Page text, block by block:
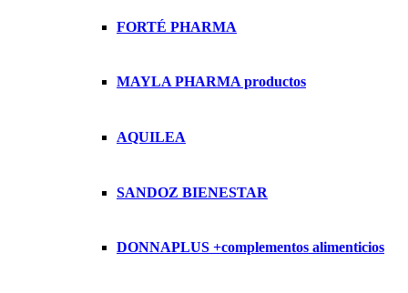
FORTÉ PHARMA
MAYLA PHARMA productos
AQUILEA
SANDOZ BIENESTAR
DONNAPLUS +complementos alimenticios